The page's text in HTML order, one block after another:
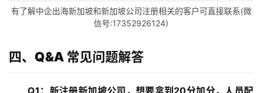
有了解中企出海新加坡和新加坡公司注册相关的客户可直接联系(微
信号:17352926124)
四、Q&A 常见问题解答